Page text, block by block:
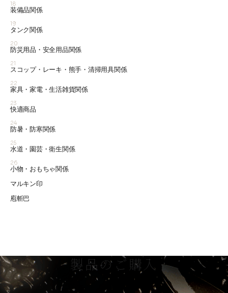
18
装備品関係
19
タンク関係
20
防災用品・安全用品関係
21
スコップ・レーキ・熊手・清掃用具関係
22
家具・家電・生活雑貨関係
23
快適商品
24
防暑・防寒関係
25
水道・園芸・衛生関係
26
小物・おもちゃ関係
マルキン印
庖斬巴
製品のご購入